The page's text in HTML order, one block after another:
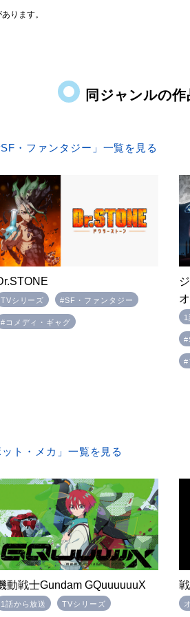
ります。
同ジャンルの作
・ファンタジー」一覧を見る
TVシリーズ #SF・ファンタジー
#コメディ・ギャグ
#
ット・メカ」一覧を見る
動戦士Gundam GQuuuuuuX
1話から放送 TVシリーズ